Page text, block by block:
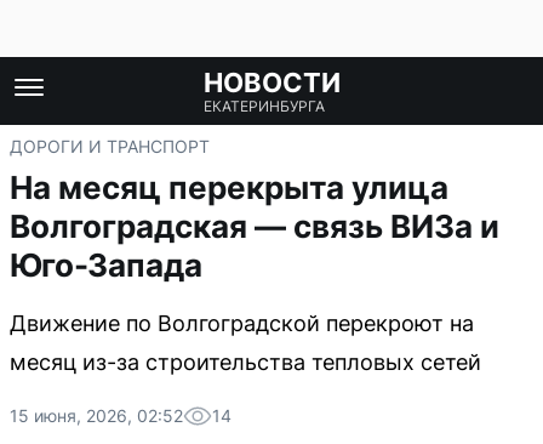
НОВОСТИ
ЕКАТЕРИНБУРГА
ДОРОГИ И ТРАНСПОРТ
На месяц перекрыта улица
Волгоградская — связь ВИЗа и
Юго-Запада
Движение по Волгоградской перекроют на
месяц из-за строительства тепловых сетей
15 июня, 2026, 02:52 14